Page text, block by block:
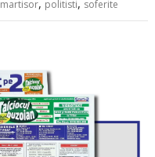
martisor politisti soferite